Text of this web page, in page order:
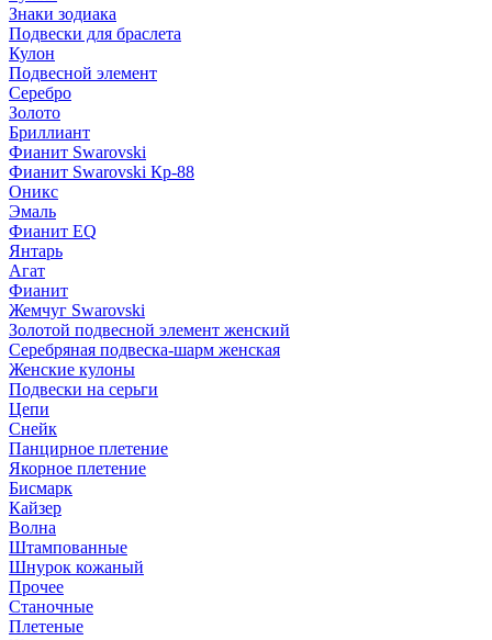
Знаки зодиака
Подвески для браслета
Кулон
Подвесной элемент
Серебро
Золото
Бриллиант
Фианит Swarovski
Фианит Swarovski Кр-88
Оникс
Эмаль
Фианит EQ
Янтарь
Агат
Фианит
Жемчуг Swarovski
Золотой подвесной элемент женcкий
Серебряная подвеска-шарм женская
Женские кулоны
Подвески на серьги
Цепи
Снейк
Панцирное плетение
Якорное плетение
Бисмарк
Кайзер
Волна
Штампованные
Шнурок кожаный
Прочее
Станочные
Плетеные